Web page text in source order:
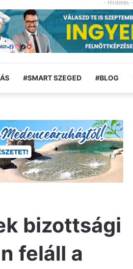
- Hirdetés -
#SMART SZEGED #BLOG
bizottsági
feláll a